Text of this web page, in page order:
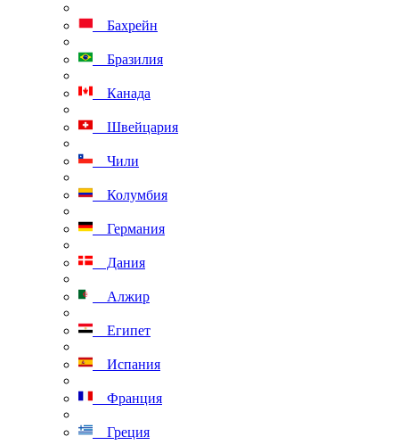
Бахрейн
Бразилия
Канада
Швейцария
Чили
Колумбия
Германия
Дания
Алжир
Египет
Испания
Франция
Греция